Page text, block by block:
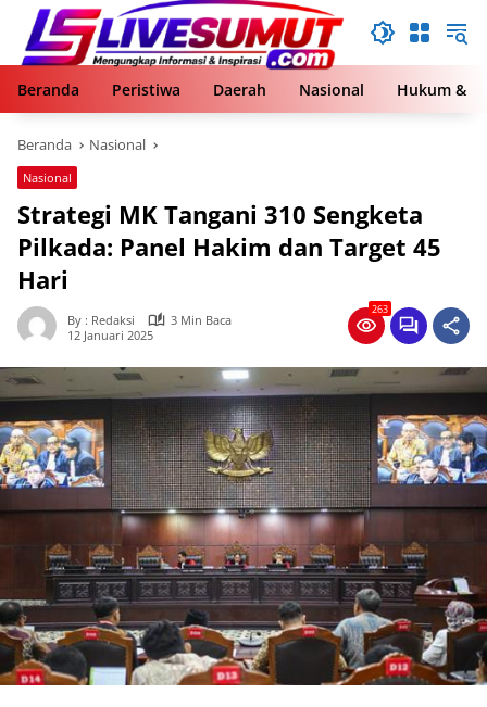
Langsung
konten
Beranda
Peristiwa Daerah Nasional Hukum &
Beranda Nasional
Nasional
Strategi MK Tangani 310 Sengketa
Pilkada: Panel Hakim dan Target 45
Hari
By : Redaksi
3 Min Baca
12 Januari 2025
263